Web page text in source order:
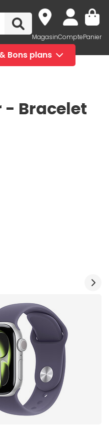
MagasinComptePanier
Bons plans
- Bracelet